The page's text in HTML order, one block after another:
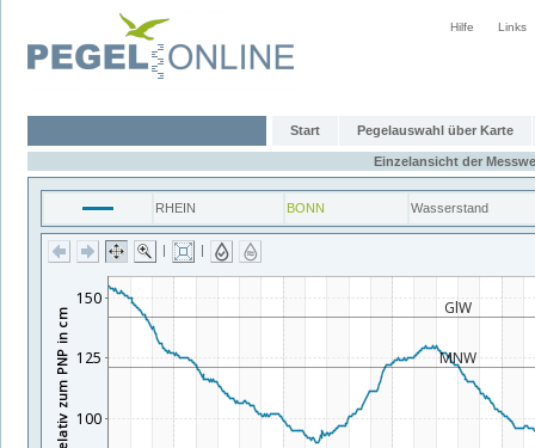
Hilfe Links
Start Pegelauswahl über Karte
Einzelansicht der
RHEIN BONN Wasserstand
| |